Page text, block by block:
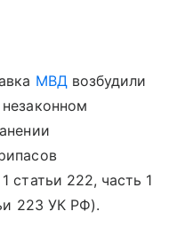
МВД возбудили
статьи 222, часть 1
223 УК РФ).